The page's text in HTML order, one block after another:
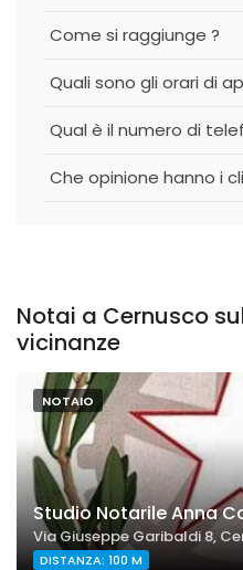
Come si raggiunge ?
Quali sono gli orari di
Qual è il numero di
Che opinione hanno i
Notai a Cernusco
vicinanze
NOTAIO
Studio Notarile Anna
Via Giuseppe Garibaldi 8,
DISTANZA: 100 M